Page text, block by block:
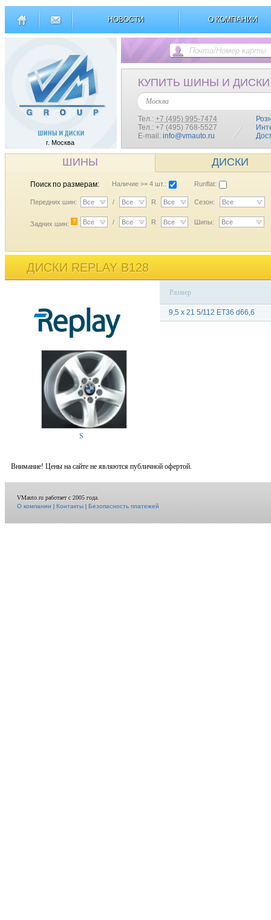
НОВОСТИ О КОМПАНИИ
г. Москва
КУПИТЬ ШИНЫ И ДИСКИ
Москва
Тел.: +7 (495) 995-7474
Тел.: +7 (495) 768-5527
E-mail: info@vmauto.ru
ШИНЫ ДИСКИ
Поиск по размерам: Наличие >= 4 шт.: Runflat:
Передних шин: Все / Все R Все Сезон: Все
Задних шин: ? Все / Все R Все Шипы: Все
ДИСКИ REPLAY B128
S
Размер
9,5 x 21 5/112 ET36 d66,6
Внимание! Цены на сайте не являются публичной офертой.
VMauto.ru работает с 2005 года.
О компании|Контакты|Безопасность платежей